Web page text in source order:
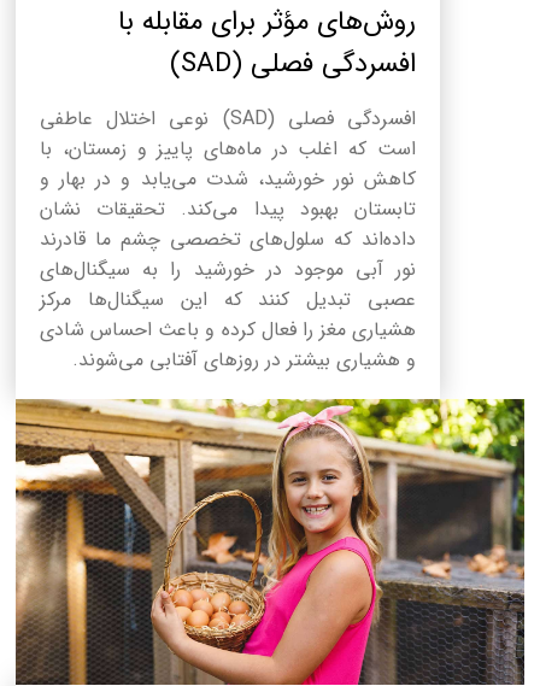
روش‌های مؤثر برای مقابله با
افسردگی فصلی (SAD)
افسردگی فصلی (SAD) نوعی اختلال عاطفی
است که اغلب در ماه‌های پاییز و زمستان، با
کاهش نور خورشید، شدت می‌یابد و در بهار و
تابستان بهبود پیدا می‌کند. تحقیقات نشان
داده‌اند که سلول‌های تخصصی چشم ما قادرند
نور آبی موجود در خورشید را به سیگنال‌های
عصبی تبدیل کنند که این سیگنال‌ها مرکز
هشیاری مغز را فعال کرده و باعث احساس شادی
و هشیاری بیشتر در روزهای آفتابی می‌شوند.